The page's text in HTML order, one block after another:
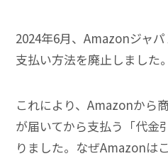
2024年6月、Amazonジャ
支払い方法を廃止しました。
これにより、Amazonから
が届いてから支払う「代金
りました。なぜAmazonは